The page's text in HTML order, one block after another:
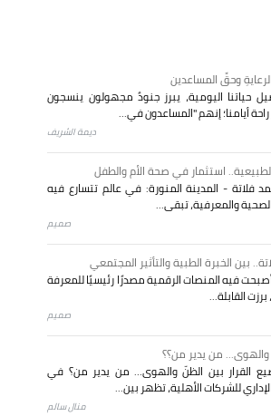
وحقِّ المساعدين
حياتنا اليومية، يبرز جنودٌ مجهولون ينسجون
أيامنا؛ إنهم "المساعدون في...
ديمة الشريف
استثمار في صحة الأم والطفل
فلاتة - المدينة المنورة: في عالم تتسارع فيه
والمعرفية، تبقى...
صميم
بين الخبرة الطبية والتأثير المجتمعي
فيه المنصات الرقمية مصدرًا رئيسيًا للمعرفة
القابلة...
صميم
والهوى... من يدير من؟؟
القرار بين الظنّ والهوى… من يدير من؟ في
للشركات الأهلية، تظهر بين...
منال سالم